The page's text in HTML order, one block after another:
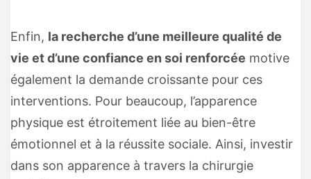
Enfin, la recherche d’une meilleure qualité de
vie et d’une confiance en soi renforcée motive
également la demande croissante pour ces
interventions. Pour beaucoup, l’apparence
physique est étroitement liée au bien-être
émotionnel et à la réussite sociale. Ainsi, investir
dans son apparence à travers la chirurgie